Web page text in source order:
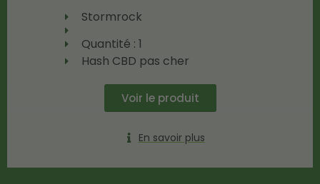
Stormrock
Quantité : 1
Hash CBD pas cher
Voir le produit
En savoir plus